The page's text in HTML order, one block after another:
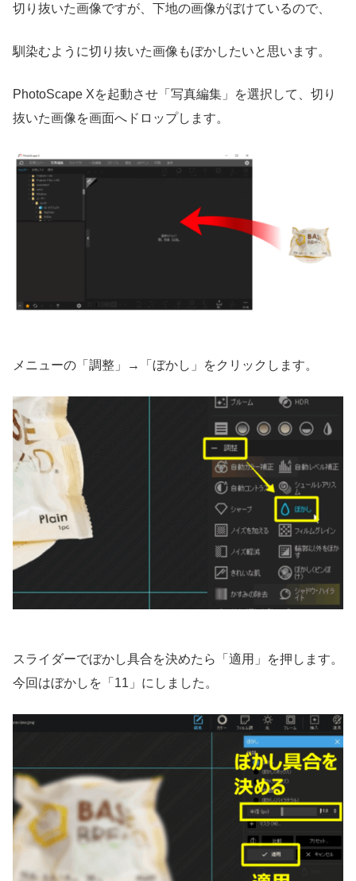
切り抜いた画像ですが、下地の画像がぼけているので、
馴染むように切り抜いた画像もぼかしたいと思います。
PhotoScape Xを起動させ「写真編集」を選択して、切り
抜いた画像を画面へドロップします。
メニューの「調整」→「ぼかし」をクリックします。
スライダーでぼかし具合を決めたら「適用」を押します。
今回はぼかしを「11」にしました。